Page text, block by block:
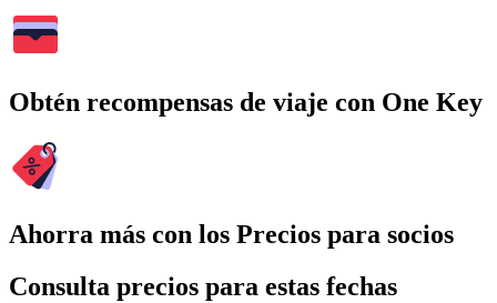
Obtén recompensas de viaje con One Key
Ahorra más con los Precios para socios
Consulta precios para estas fechas